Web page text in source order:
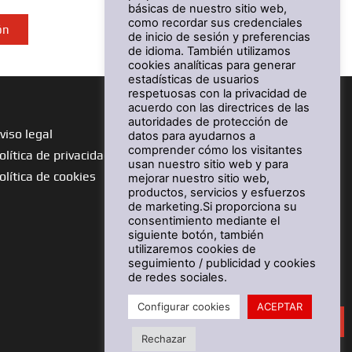
legal
de privacidad
de cookies
básicas de nuestro sitio web,
como recordar sus credenciales
de inicio de sesión y preferencias
de idioma. También utilizamos
cookies analíticas para generar
estadísticas de usuarios
respetuosas con la privacidad de
acuerdo con las directrices de las
autoridades de protección de
datos para ayudarnos a
comprender cómo los visitantes
usan nuestro sitio web y para
mejorar nuestro sitio web,
productos, servicios y esfuerzos
de marketing.Si proporciona su
consentimiento mediante el
siguiente botón, también
utilizaremos cookies de
seguimiento / publicidad y cookies
de redes sociales.
Configurar cookies ACEPTAR
Rechazar
Cuéntanos qué necesitas